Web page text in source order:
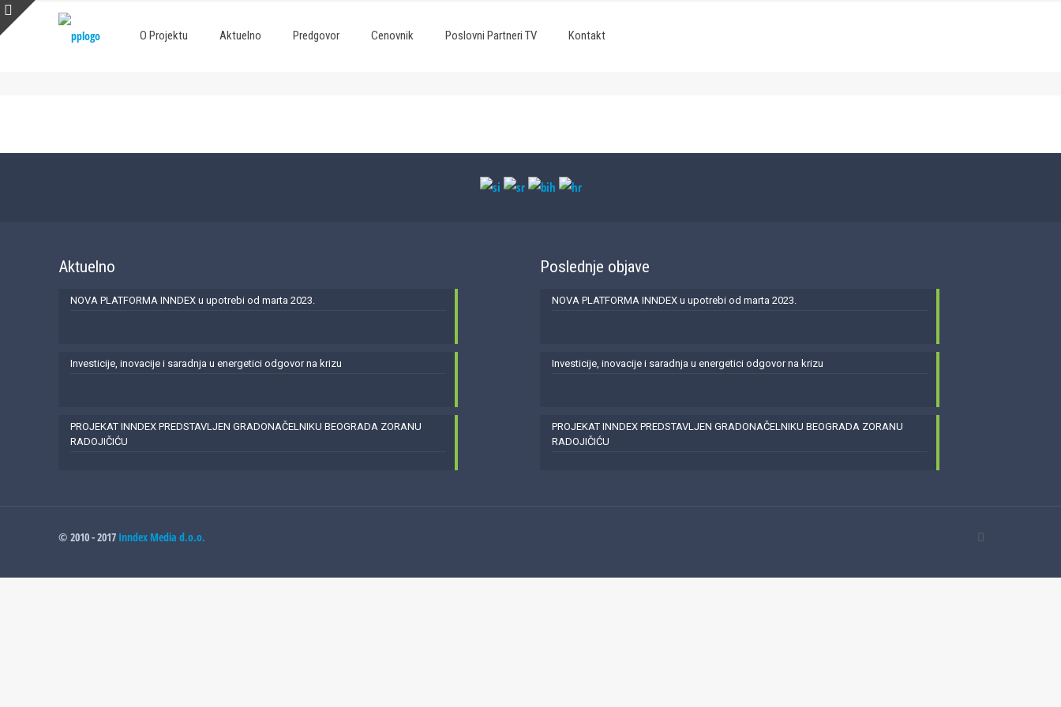
O Projektu Aktuelno Predgovor Cenovnik Poslovni Partneri TV Kontakt
Aktuelno
NOVA PLATFORMA INNDEX u upotrebi od marta 2023.
Investicije, inovacije i saradnja u energetici odgovor na krizu
PROJEKAT INNDEX PREDSTAVLJEN GRADONAČELNIKU BEOGRADA ZORANU
RADOJIČIĆU
Poslednje objave
NOVA PLATFORMA INNDEX u upotrebi od marta 2023.
Investicije, inovacije i saradnja u energetici odgovor na krizu
PROJEKAT INNDEX PREDSTAVLJEN GRADONAČELNIKU BEOGRADA ZORANU
RADOJIČIĆU
© 2010 - 2017 Inndex Media d.o.o.